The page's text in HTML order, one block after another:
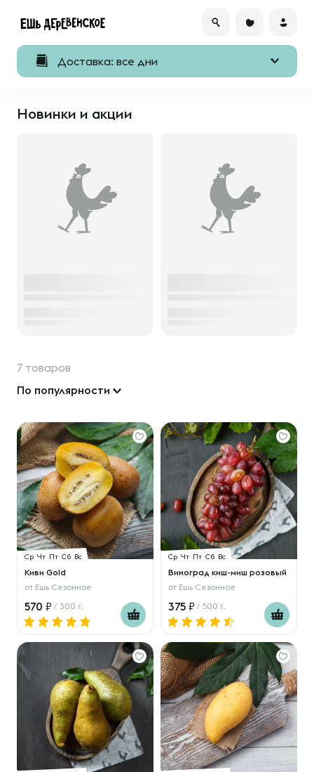
Доставка: все дни
Новинки и акции
7 товаров
По популярности
Ср Чт Пт Сб Вс
Киви Gold
от Ешь Сезонное
570 / 300 г.
Ср Чт Пт Сб Вс
Виноград киш-миш розовый
от Ешь Сезонное
375 / 500 г.